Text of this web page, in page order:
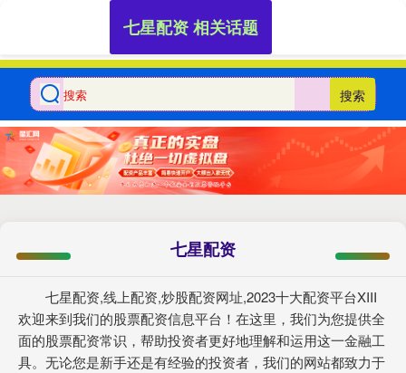
搜索
七星配资
七星配资,线上配资,炒股配资网址,2023十大配资平台XIII‌
欢迎来到我们的股票配资信息平台！在这里，我们为您提供全
面的股票配资常识，帮助投资者更好地理解和运用这一金融工
具。无论您是新手还是有经验的投资者，我们的网站都致力于
七星配资 相关话题